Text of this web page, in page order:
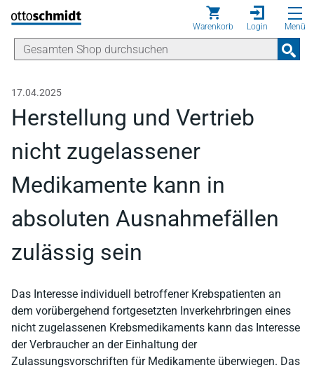
Direkt zum Inhalt
Warenkorb Login Menü
17.04.2025
Herstellung und Vertrieb
nicht zugelassener
Medikamente kann in
absoluten Ausnahmefällen
zulässig sein
Das Interesse individuell betroffener Krebspatienten an
dem vorübergehend fortgesetzten Inverkehrbringen eines
nicht zugelassenen Krebsmedikaments kann das Interesse
der Verbraucher an der Einhaltung der
Zulassungsvorschriften für Medikamente überwiegen. Das